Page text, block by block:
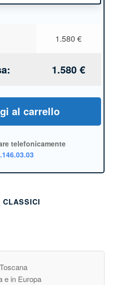
1.580€
1.580€
al carrello
telefonicamente
CLASSICI
e in Europa